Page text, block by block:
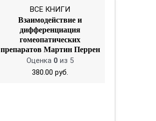
ВСЕ КНИГИ
Взаимодействие и
дифференциация
гомеопатических
препаратов Мартин Перрен
Оценка 0 из 5
380.00 руб.